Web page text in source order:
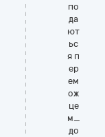
по
да
ют
ьс
я п
ер
ем
ож
це
м_
до